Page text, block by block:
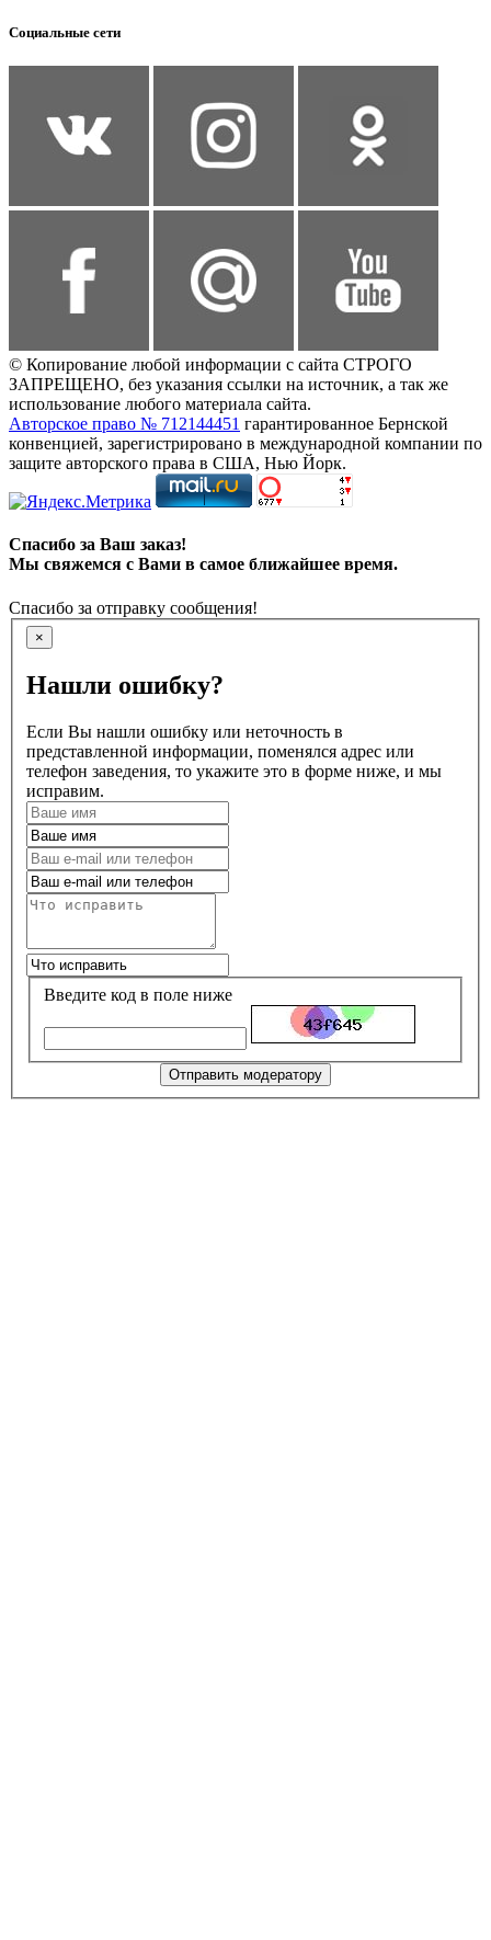
Социальные сети
© Копирование любой информации с сайта СТРОГО
ЗАПРЕЩЕНО, без указания ссылки на источник, а так же
использование любого материала сайта.
Авторское право № 712144451 гарантированное Бернской
конвенцией, зарегистрировано в международной компании по
защите авторского права в США, Нью Йорк.
Спасибо за Ваш заказ!
Мы свяжемся с Вами в самое ближайшее время.
Спасибо за отправку сообщения!
×
Нашли ошибку?
Если Вы нашли ошибку или неточность в
представленной информации, поменялся адрес или
телефон заведения, то укажите это в форме ниже, и мы
исправим.
Введите код в поле ниже
Отправить модератору